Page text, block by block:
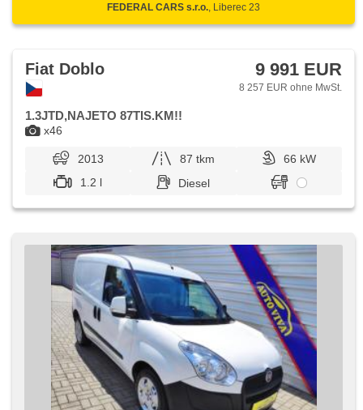
Zentralverriegelung, höheneinstellbare Sitze,
Nebelscheinwerfer, Start-Stop System, USB, Autoradio,
Getönte Scheiben, přední pohon, Garantie, digitální
přístrojová deska, boční posuvné dveře
FEDERAL CARS s.r.o. , Liberec 23
x46
Fiat Doblo 9 991 EUR
8 257 EUR ohne MwSt.
1.3JTD,NAJETO 87TIS.KM!!
2013 87 tkm
66 kW
1.2 l
Diesel